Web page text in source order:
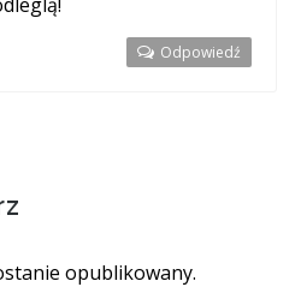
Odpowiedź
opublikowany.